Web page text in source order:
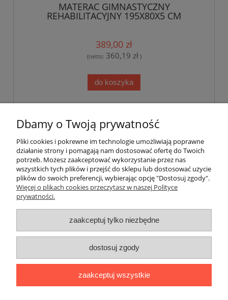
MATERAC GIMNASTYCZNY
REHABILITACYJNY 195X80X5 CM
389,00 zł
(netto: 360,19 zł)
do koszyka
« 1 2 »
Pomoc
Dostawa
Gwarancja i zwroty
O firmie
|ul. Sienkiewicza 11 F|59-850 Świeradów
Zdrój|TELEFON:608 087 097|MAIL:
Dbamy o Twoją prywatność
Pliki cookies i pokrewne im technologie umożliwiają poprawne
działanie strony i pomagają nam dostosować ofertę do Twoich
potrzeb. Możesz zaakceptować wykorzystanie przez nas
wszystkich tych plików i przejść do sklepu lub dostosować użycie
plików do swoich preferencji, wybierając opcję "Dostosuj zgody".
Więcej o plikach cookies przeczytasz w naszej Polityce
prywatności.
zaakceptuj tylko niezbędne
dostosuj zgody
zaakceptuj wszystkie